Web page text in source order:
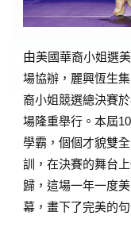
由美國華裔小姐選
場協辦，麗興恆生
裔小姐競選總決賽
場隆重舉行。本屆
學霸，個個才貌雙
訓，在決賽的舞台
歸，這場一年一度
幕，畫下了完美的句